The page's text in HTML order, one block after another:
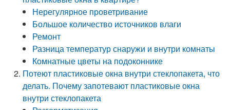
Нерегулярное проветривание
Большое количество источников влаги
Ремонт
Разница температур снаружи и внутри комнаты
Комнатные цветы на подоконнике
Потеют пластиковые окна внутри стеклопакета, что
делать. Почему запотевают пластиковые окна
внутри стеклопакета